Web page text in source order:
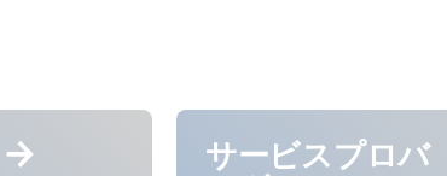
サービスプロバ